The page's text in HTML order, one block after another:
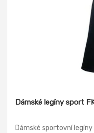
Dámské legíny sport
Dámské sportovní